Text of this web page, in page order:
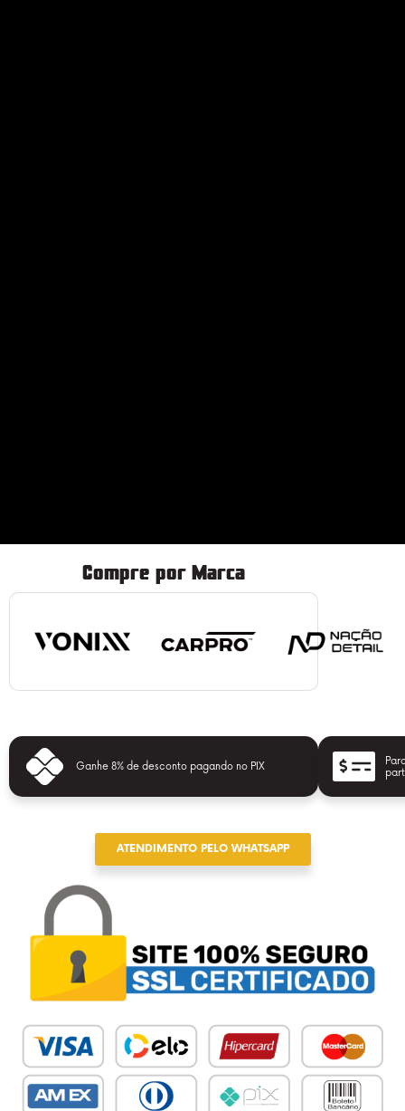
Compre por Marca
Ganhe 8% de desconto pagando no PIX
ATENDIMENTO PELO WHATSAPP